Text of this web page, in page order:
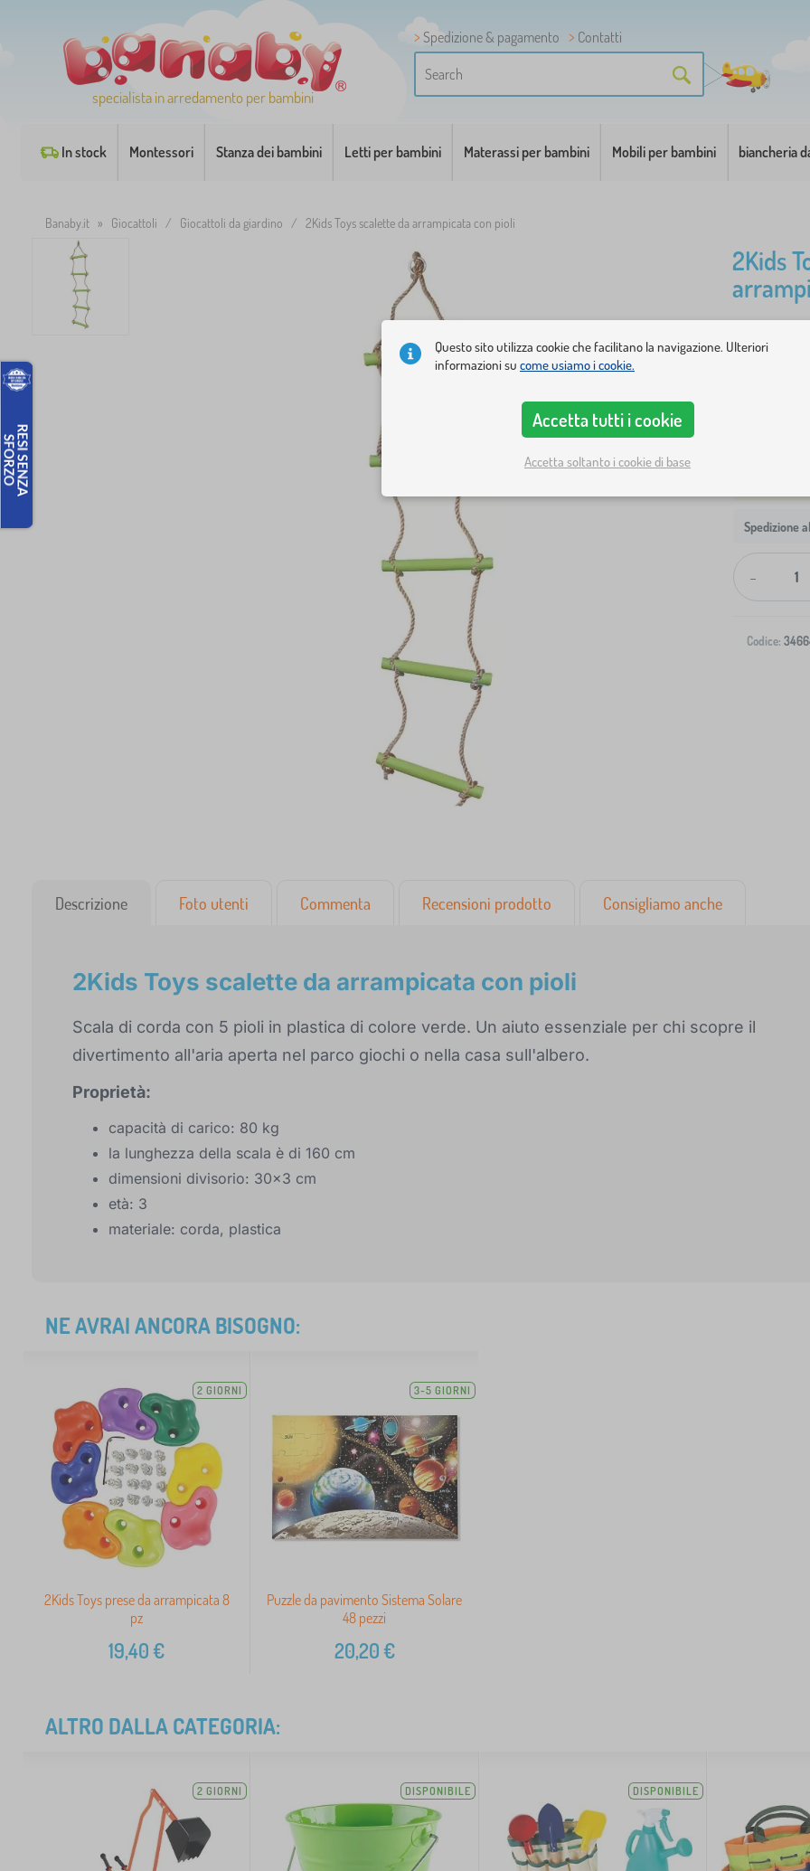
specialista in arredamento per bambini
Spedizione & pagamento
Contatti
In stock Montessori Stanza dei bambini Letti per bambini Materassi per bambini Mobili per bambini biancheria
Banaby.it » Giocattoli / Giocattoli da giardino / 2Kids Toys scalette da arrampicata con pioli
2Kids
Scala di
Spedizione
-
Codice:
Descrizione Foto utenti Commenta Recensioni prodotto Consigliamo anche
2Kids Toys scalette da arrampicata con pioli
Scala di corda con 5 pioli in plastica di colore verde. Un aiuto essenziale per chi scopre il
divertimento all'aria aperta nel parco giochi o nella casa sull'albero.
Proprietà:
capacità di carico: 80 kg
la lunghezza della scala è di 160 cm
dimensioni divisorio: 30x3 cm
età: 3
materiale: corda, plastica
NE AVRAI ANCORA BISOGNO:
2 GIORNI
2Kids Toys prese da arrampicata 8
pz
19,40€
3-5 GIORNI
Puzzle da pavimento Sistema Solare
48 pezzi
20,20€
ALTRO DALLA CATEGORIA:
2 GIORNI DISPONIBILE DISPONIBILE
Questo sito utilizza cookie che facilitano la navigazione. Ulteriori
informazioni su come usiamo i cookie.
Accetta tutti i cookie
Accetta soltanto i cookie di base